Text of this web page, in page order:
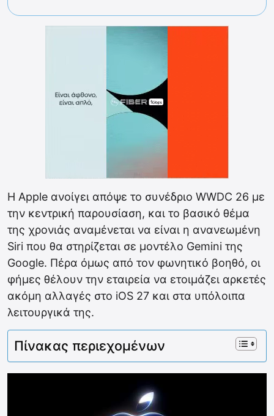
Η Apple ανοίγει απόψε το συνέδριο WWDC 26 με
την κεντρική παρουσίαση, και το βασικό θέμα
της χρονιάς αναμένεται να είναι η ανανεωμένη
Siri που θα στηρίζεται σε μοντέλο Gemini της
Google. Πέρα όμως από τον φωνητικό βοηθό, οι
φήμες θέλουν την εταιρεία να ετοιμάζει αρκετές
ακόμη αλλαγές στο iOS 27 και στα υπόλοιπα
λειτουργικά της.
Πίνακας περιεχομένων